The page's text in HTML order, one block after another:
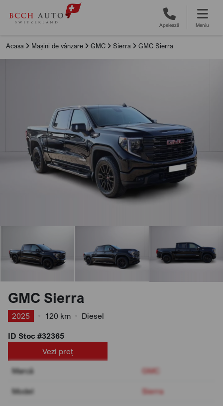
Apelează Meniu
Acasa Mașini de vânzare GMC Sierra GMC Sierra
GMC Sierra
2025 120 km
Diesel
ID Stoc #32365
Vezi preț
Marcă
GMC
Model Sierra